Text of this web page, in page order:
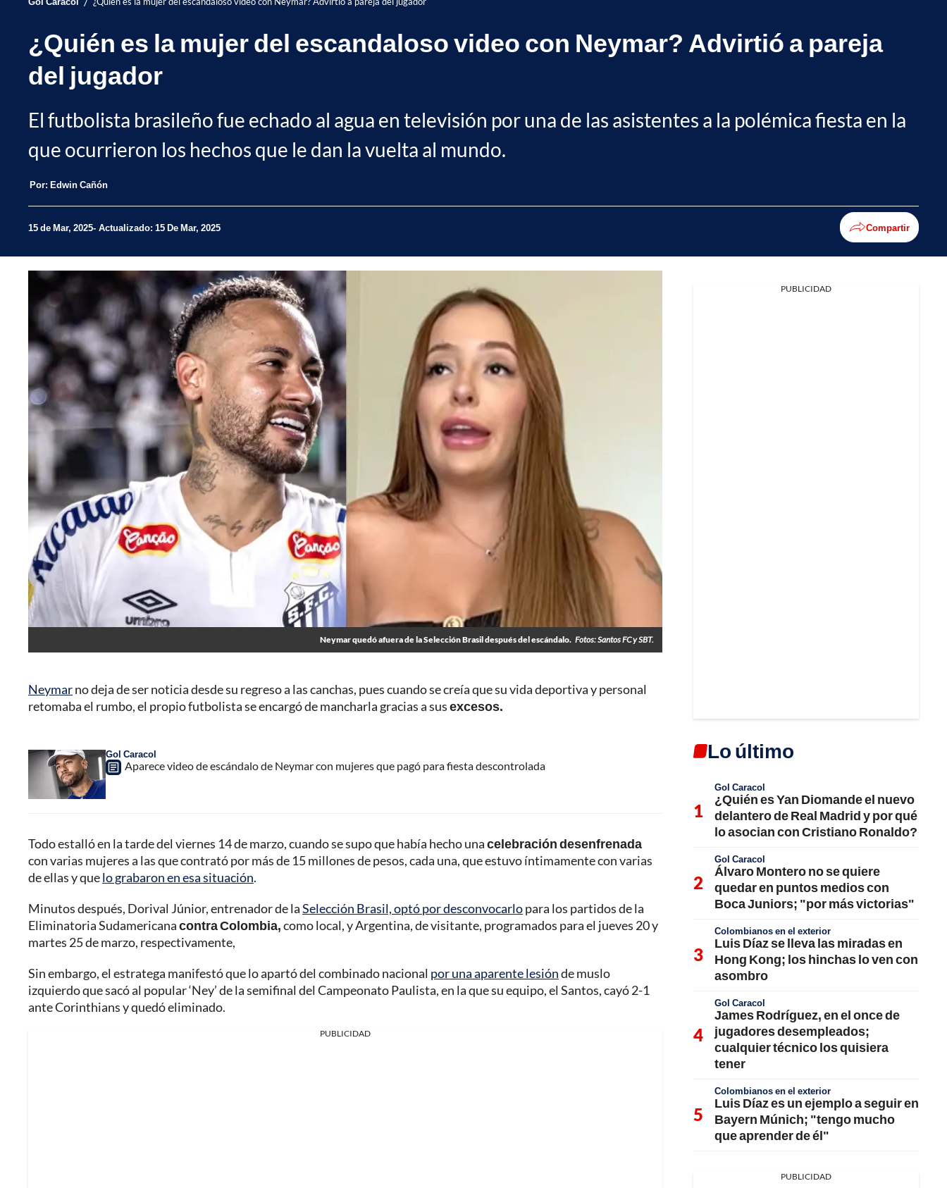
¿Quién es la mujer del escandaloso video con Neymar? Advirtió a pareja
del jugador
El futbolista brasileño fue echado al agua en televisión por una de las asistentes a la polémica fiesta en la
que ocurrieron los hechos que le dan la vuelta al mundo.
Por: Edwin Cañón
15 de Mar, 2025 Actualizado: 15 De Mar, 2025 Compartir
Neymar quedó afuera de la Selección Brasil después del escándalo. Fotos: Santos FC y SBT.
Neymarno deja de ser noticia desde su regreso a las canchas, pues cuando se creía que su vida deportiva y personal
retomaba el rumbo, el propio futbolista se encargó de mancharla gracias a susexcesos.
Gol Caracol
Aparece video de escándalo de Neymar con mujeres que pagó para fiesta descontrolada
Todo estalló en la tarde del viernes 14 de marzo, cuando se supo que había hecho unacelebración desenfrenada
con varias mujeres a las que contrató por más de 15 millones de pesos, cada una, que estuvo íntimamente con varias
de ellas y quelo grabaron en esa situación.
Minutos después, Dorival Júnior, entrenador de laSelección Brasil, optó por desconvocarlopara los partidos de la
Eliminatoria Sudamericanacontra Colombia,como local, y Argentina, de visitante, programados para el jueves 20 y
martes 25 de marzo, respectivamente,
Sin embargo, el estratega manifestó que lo apartó del combinado nacional por una aparente lesiónde muslo
izquierdo que sacó al popular ‘Ney’ de la semifinal del Campeonato Paulista, en la que su equipo, el Santos, cayó 2-1
ante Corinthians y quedó eliminado.
PUBLICIDAD
PUBLICIDAD
Lo último
Gol Caracol
¿Quién es Yan Diomande el nuevo
delantero de Real Madrid y por qué
lo asocian con Cristiano Ronaldo?
Gol Caracol
Álvaro Montero no se quiere
quedar en puntos medios con
Boca Juniors; "por más victorias"
Colombianos en el exterior
Luis Díaz se lleva las miradas en
Hong Kong; los hinchas lo ven con
asombro
Gol Caracol
James Rodríguez, en el once de
jugadores desempleados;
cualquier técnico los quisiera
tener
Colombianos en el exterior
Luis Díaz es un ejemplo a seguir en
Bayern Múnich; "tengo mucho
que aprender de él"
PUBLICIDAD